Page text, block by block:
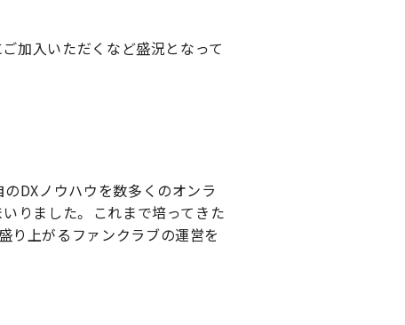
加入いただくなど盛況となって
DXノウハウを数多くのオンラ
りました。 これまで培ってきた
り上がるファンクラブの運営を